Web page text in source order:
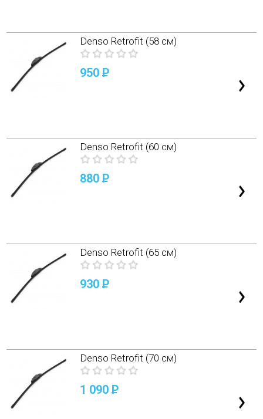
Denso Retrofit (58 см)
950P
Denso Retrofit (60 см)
880P
Denso Retrofit (65 см)
930P
Denso Retrofit (70 см)
1 090P